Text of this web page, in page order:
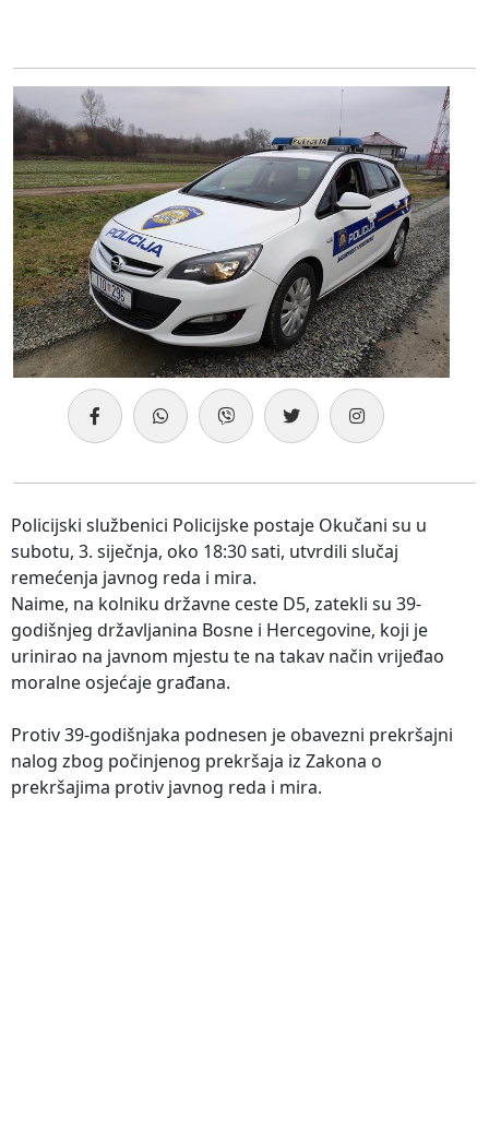
Policijski službenici Policijske postaje Okučani su u
subotu, 3. siječnja, oko 18:30 sati, utvrdili slučaj
remećenja javnog reda i mira.
Naime, na kolniku državne ceste D5, zatekli su 39-
godišnjeg državljanina Bosne i Hercegovine, koji je
urinirao na javnom mjestu te na takav način vrijeđao
moralne osjećaje građana.
Protiv 39-godišnjaka podnesen je obavezni prekršajni
nalog zbog počinjenog prekršaja iz Zakona o
prekršajima protiv javnog reda i mira.